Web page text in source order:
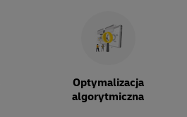
Optymalizacja
algorytmiczna